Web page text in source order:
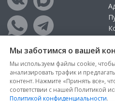
Мы заботимся о вашей
Мы используем файлы cookie,
анализировать трафик и
контент. Нажмите «Принять все»,
соответствии с нашей Политикой
Политикой конфиденциальности.